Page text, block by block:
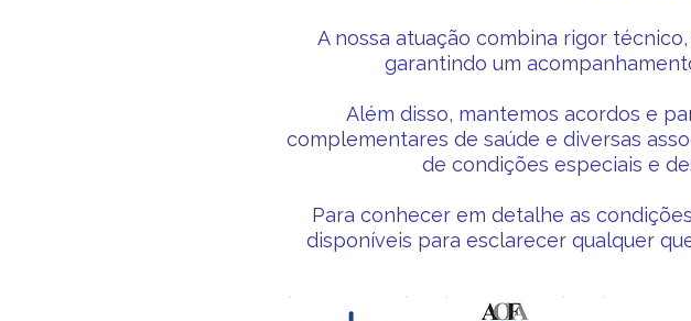
A nossa atuação combina rigor
garantindo um
Além disso, mantemos acordos e
complementares de saúde e diversas
de condições especiais e
Para conhecer em detalhe as
disponíveis para esclarecer qualquer